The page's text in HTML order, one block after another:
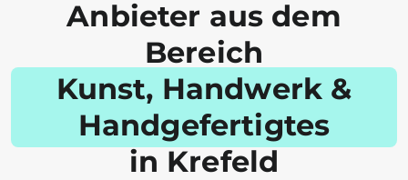
Anbieter aus dem
Bereich
Kunst, Handwerk &
Handgefertigtes
in Krefeld